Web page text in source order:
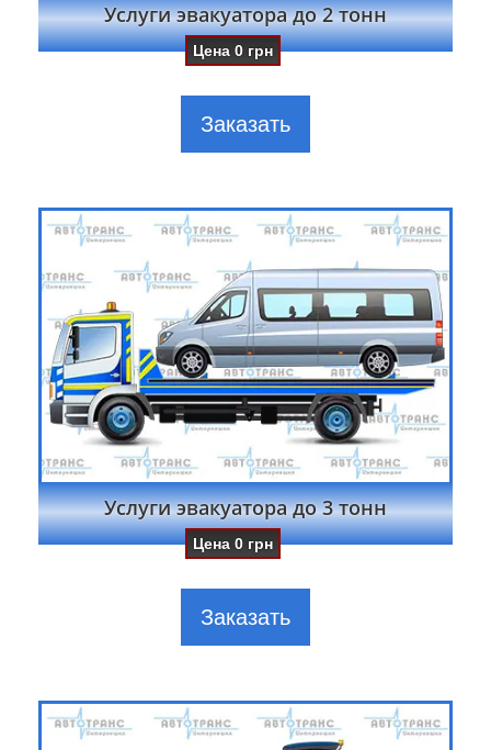
Услуги эвакуатора до 2 тонн
Цена0 грн
Заказать
Услуги эвакуатора до 3 тонн
Цена0 грн
Заказать